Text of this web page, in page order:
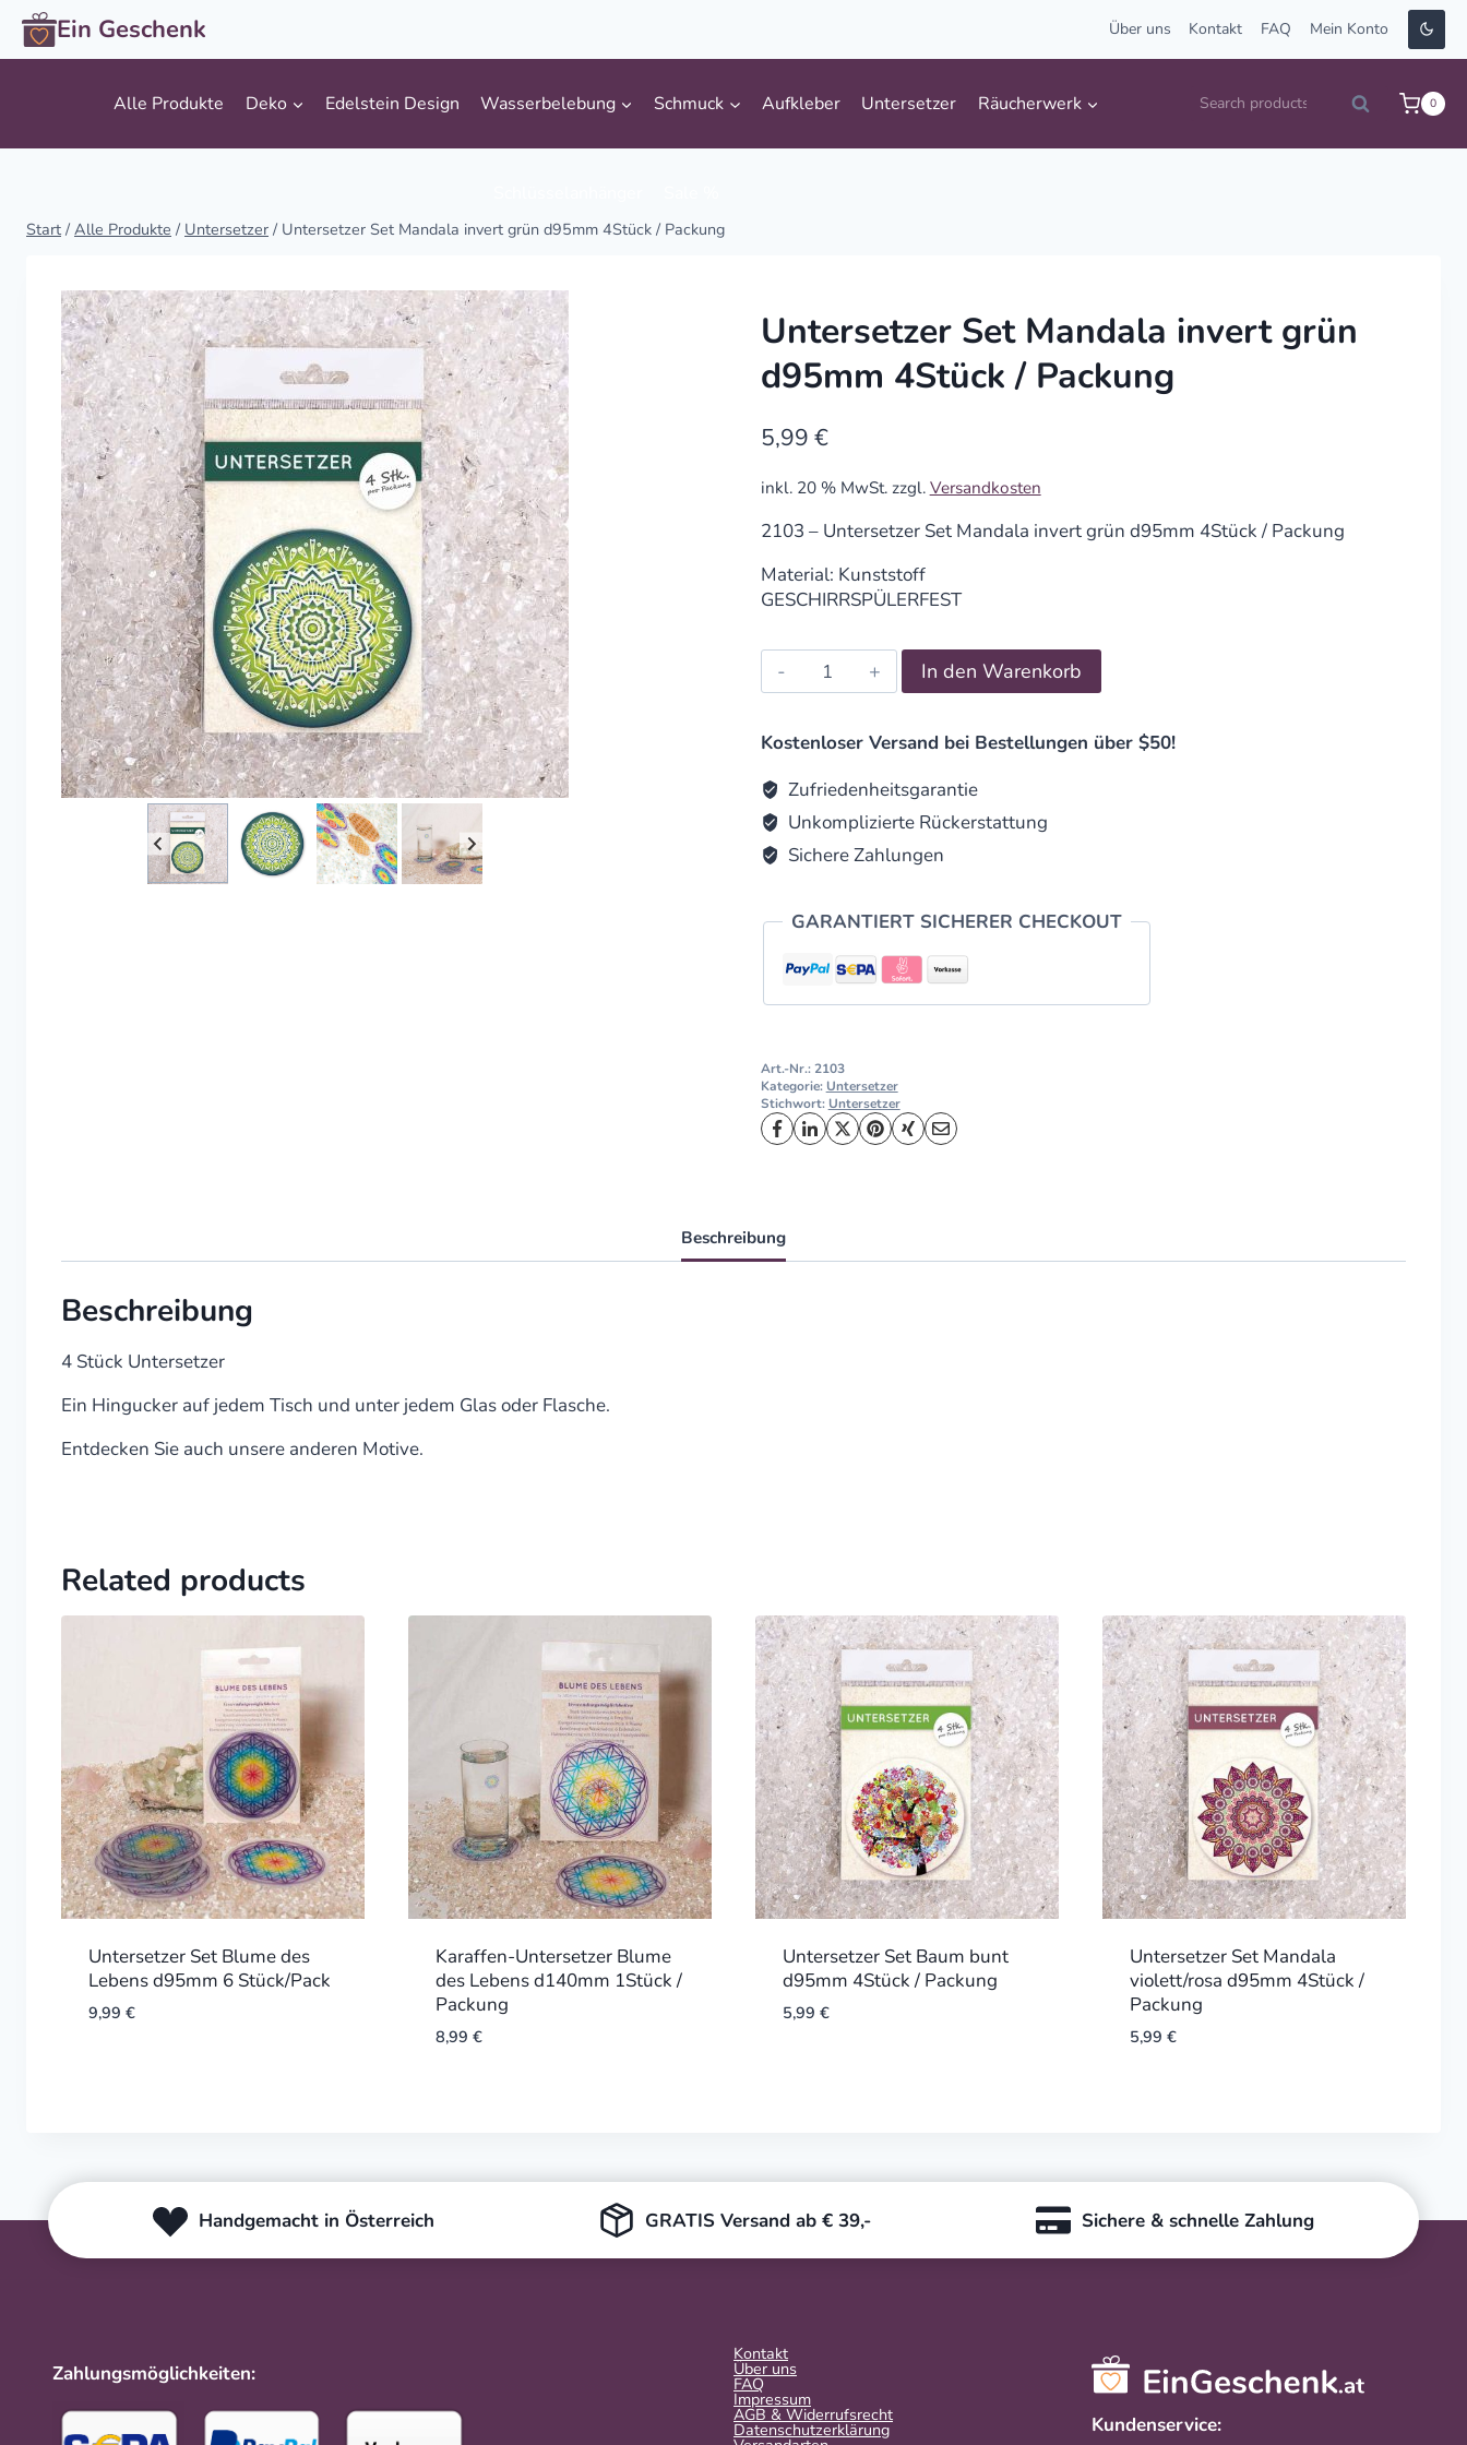
Zum
Inhalt
springen
Ein Geschenk Über uns Kontakt FAQ Mein Konto
Alle Produkte Deko Edelstein Design Wasserbelebung Schmuck Aufkleber Untersetzer Räucherwerk
Suche
Search 0
Start / Alle Produkte / Untersetzer / Untersetzer Set Mandala invert grün d95mm 4Stück / Packung
Untersetzer Set Mandala invert grün
d95mm 4Stück / Packung
5,99 €
inkl. 20 % MwSt. zzgl. Versandkosten
2103 – Untersetzer Set Mandala invert grün d95mm 4Stück / Packung
Material: Kunststoff
GESCHIRRSPÜLERFEST
Untersetzer
Set
invert
d95mm
4Stück
Packung
In den Warenkorb
Kostenloser Versand bei Bestellungen über $50!
Zufriedenheitsgarantie
Unkomplizierte Rückerstattung
Sichere Zahlungen
GARANTIERT SICHERER CHECKOUT
Art.-Nr.:2103
Kategorie: Untersetzer
Stichwort: Untersetzer
Beschreibung
Beschreibung
4 Stück Untersetzer
Ein Hingucker auf jedem Tisch und unter jedem Glas oder Flasche.
Entdecken Sie auch unsere anderen Motive.
Related products
Untersetzer Set Blume des
Lebens d95mm 6 Stück/Pack
9,99 €
Karaffen-Untersetzer Blume
des Lebens d140mm 1Stück /
Packung
8,99 €
Untersetzer Set Baum bunt
d95mm 4Stück / Packung
5,99 €
Untersetzer Set Mandala
violett/rosa d95mm 4Stück /
Packung
5,99 €
Handgemacht in Österreich GRATIS Versand ab € 39,- Sichere & schnelle Zahlung
Zahlungsmöglichkeiten:
Kontakt
Über uns
FAQ
Impressum
AGB & Widerrufsrecht
Datenschutzerklärung Kundenservice: